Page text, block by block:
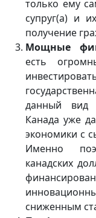
только ему
супруг(а) и
получение
Мощные
есть
данный вид
Канада уже
экономики с
Именно
канадских
сниженным